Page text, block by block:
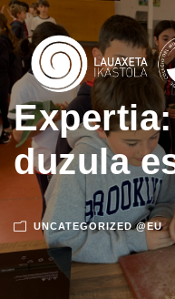
duzula
UNCATEGORIZED @EU